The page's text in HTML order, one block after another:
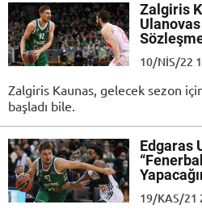
Zalgiris
10/NIS/22
Zalgiris Kaunas, gelecek sezon
başladı bile.
Edgaras
19/KAS/21